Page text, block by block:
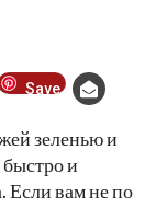
Save
зеленью и
и
Если вам не по